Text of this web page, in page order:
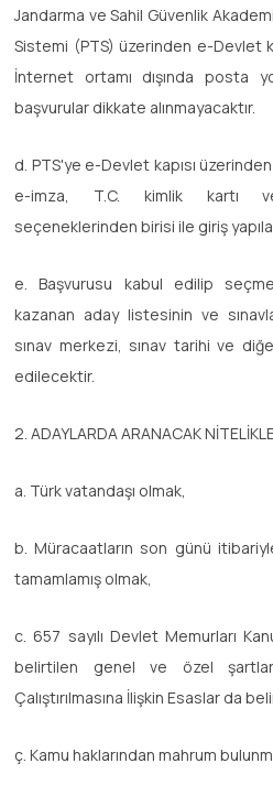
Jandarma ve Sahil Güvenlik
Sistemi (PTS) üzerinden e-Devlet
İnternet ortamı dışında posta
başvurular dikkate alınmayacaktır.
d. PTS'ye e-Devlet kapısı
e-imza, T.C. kimlik kartı
seçeneklerinden birisi ile giriş
e. Başvurusu kabul edilip seçme
kazanan aday listesinin ve
sınav merkezi, sınav tarihi ve
edilecektir.
2. ADAYLARDA ARANACAK
a. Türk vatandaşı olmak,
b. Müracaatların son günü
tamamlamış olmak,
c. 657 sayılı Devlet Memurları
belirtilen genel ve özel
Çalıştırılmasına İlişkin Esaslar da
ç. Kamu haklarından mahrum